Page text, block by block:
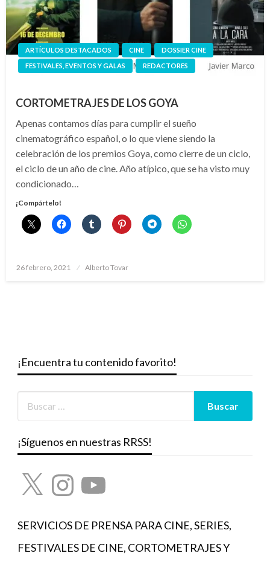
ARTÍCULOS DESTACADOS CINE
DOSSIER CINE
FESTIVALES, EVENTOS Y GALAS
REDACTORES
CORTOMETRAJES DE LOS GOYA
Apenas contamos días para cumplir el sueño
cinematográfico español, o lo que viene siendo la
celebración de los premios Goya, como cierre de un ciclo,
el ciclo de un año de cine. Año atípico, que se ha visto muy
condicionado…
¡Compártelo!
Publicado
26 febrero, 2021 Alberto Tovar
¡Encuentra tu contenido favorito!
¡Síguenos en nuestras RRSS!
X InstagramYouTube
SERVICIOS DE PRENSA PARA CINE, SERIES,
FESTIVALES DE CINE, CORTOMETRAJES Y